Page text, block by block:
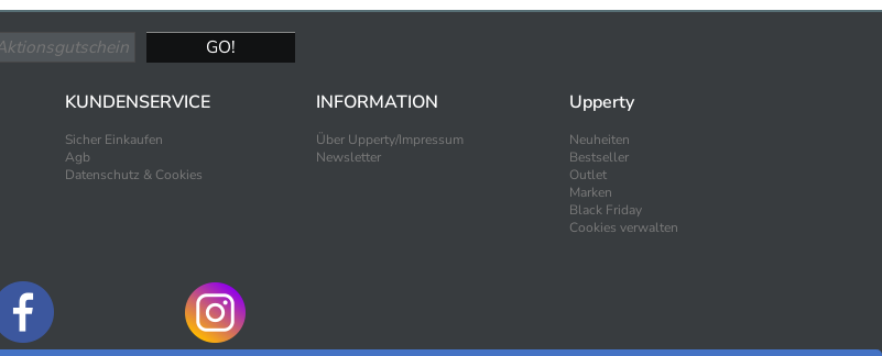
KUNDENSERVICE
Sicher Einkaufen
Agb
Datenschutz & Cookies
INFORMATION
Über Upperty/Impressum
Newsletter
Upperty
Neuheiten
Bestseller
Outlet
Marken
Black Friday
Cookies verwalten